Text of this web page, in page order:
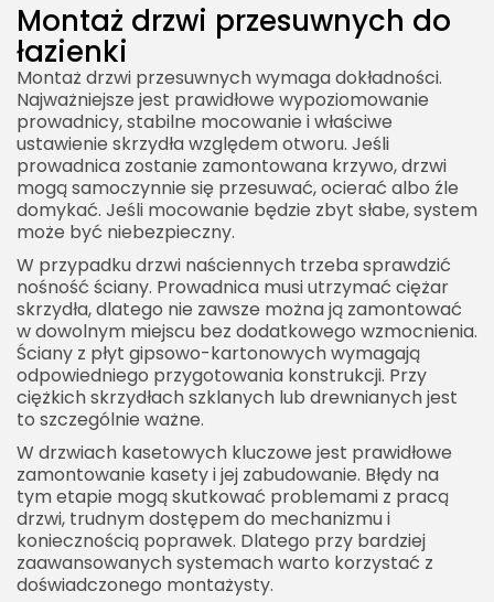
Montaż drzwi przesuwnych do
łazienki
Montaż drzwi przesuwnych wymaga dokładności.
Najważniejsze jest prawidłowe wypoziomowanie
prowadnicy, stabilne mocowanie i właściwe
ustawienie skrzydła względem otworu. Jeśli
prowadnica zostanie zamontowana krzywo, drzwi
mogą samoczynnie się przesuwać, ocierać albo źle
domykać. Jeśli mocowanie będzie zbyt słabe, system
może być niebezpieczny.
W przypadku drzwi naściennych trzeba sprawdzić
nośność ściany. Prowadnica musi utrzymać ciężar
skrzydła, dlatego nie zawsze można ją zamontować
w dowolnym miejscu bez dodatkowego wzmocnienia.
Ściany z płyt gipsowo-kartonowych wymagają
odpowiedniego przygotowania konstrukcji. Przy
ciężkich skrzydłach szklanych lub drewnianych jest
to szczególnie ważne.
W drzwiach kasetowych kluczowe jest prawidłowe
zamontowanie kasety i jej zabudowanie. Błędy na
tym etapie mogą skutkować problemami z pracą
drzwi, trudnym dostępem do mechanizmu i
koniecznością poprawek. Dlatego przy bardziej
zaawansowanych systemach warto korzystać z
doświadczonego montażysty.